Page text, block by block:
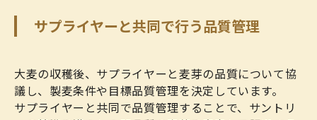
サプライヤーと共同で行う品質管理
大麦の収穫後、サプライヤーと麦芽の品質について協
議し、製麦条件や目標品質管理を決定しています。
サプライヤーと共同で品質管理することで、サントリ